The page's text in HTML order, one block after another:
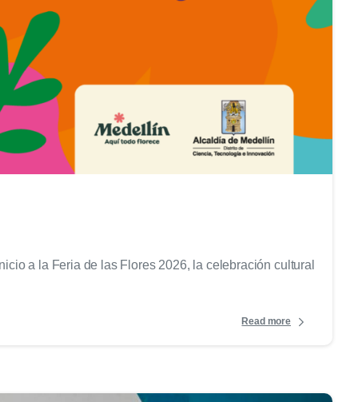
a la Feria de las Flores 2026, la celebración cultural
Read more